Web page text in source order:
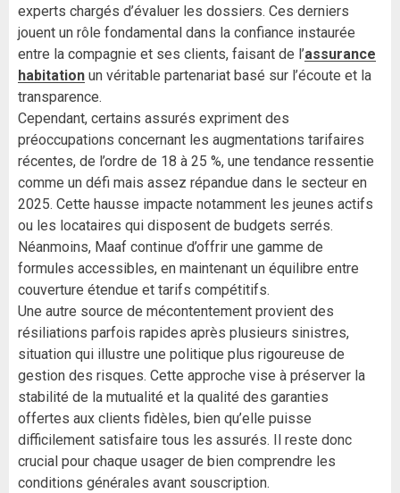
experts chargés d’évaluer les dossiers. Ces derniers
jouent un rôle fondamental dans la confiance instaurée
entre la compagnie et ses clients, faisant de l’assurance
habitation un véritable partenariat basé sur l’écoute et la
transparence.
Cependant, certains assurés expriment des
préoccupations concernant les augmentations tarifaires
récentes, de l’ordre de 18 à 25 %, une tendance ressentie
comme un défi mais assez répandue dans le secteur en
2025. Cette hausse impacte notamment les jeunes actifs
ou les locataires qui disposent de budgets serrés.
Néanmoins, Maaf continue d’offrir une gamme de
formules accessibles, en maintenant un équilibre entre
couverture étendue et tarifs compétitifs.
Une autre source de mécontentement provient des
résiliations parfois rapides après plusieurs sinistres,
situation qui illustre une politique plus rigoureuse de
gestion des risques. Cette approche vise à préserver la
stabilité de la mutualité et la qualité des garanties
offertes aux clients fidèles, bien qu’elle puisse
difficilement satisfaire tous les assurés. Il reste donc
crucial pour chaque usager de bien comprendre les
conditions générales avant souscription.